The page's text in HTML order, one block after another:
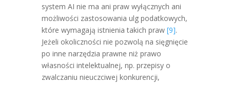
system AI nie ma ani praw wyłącznych ani
możliwości zastosowania ulg podatkowych,
które wymagają istnienia takich praw [9].
Jeżeli okoliczności nie pozwolą na sięgnięcie
po inne narzędzia prawne niż prawo
własności intelektualnej, np. przepisy o
zwalczaniu nieuczciwej konkurencji,